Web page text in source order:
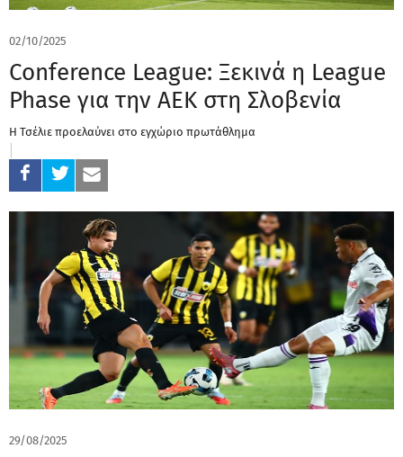
02/10/2025
Conference League: Ξεκινά η League
Phase για την ΑΕΚ στη Σλοβενία
Η Τσέλιε προελαύνει στο εγχώριο πρωτάθλημα
29/08/2025